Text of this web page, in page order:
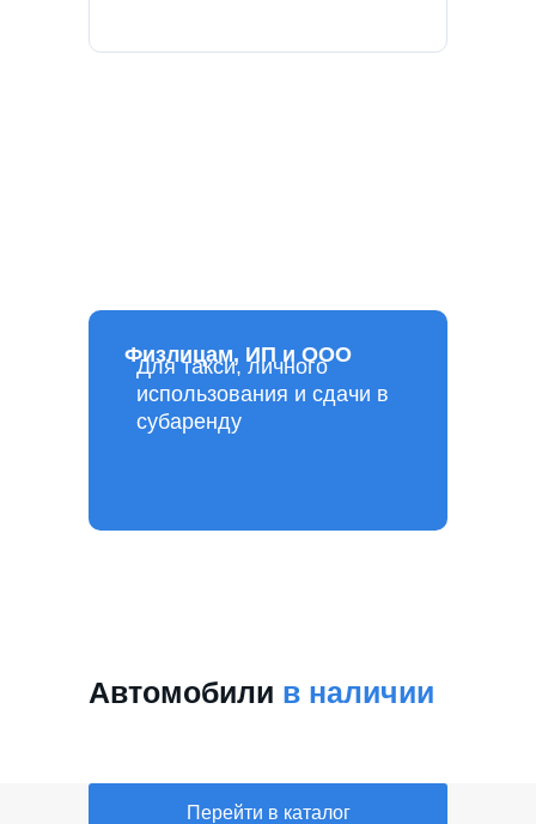
Физлицам, ИП и ООО
Для такси, личного
использования и сдачи в
субаренду
Автомобили в наличии
Перейти в каталог